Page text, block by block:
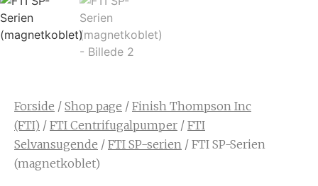
Forside / Shop page / Finish Thompson Inc
(FTI) / FTI Centrifugalpumper / FTI
Selvansugende / FTI SP-serien / FTI SP-Serien
(magnetkoblet)